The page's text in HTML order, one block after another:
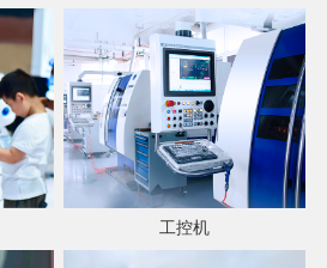
工控机